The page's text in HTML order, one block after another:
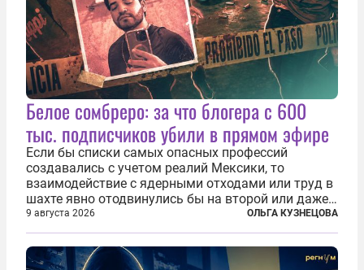
Белое сомбреро: за что блогера с 600
тыс. подписчиков убили в прямом эфире
Если бы списки самых опасных профессий
создавались с учетом реалий Мексики, то
взаимодействие с ядерными отходами или труд в
шахте явно отодвинулись бы на второй или даже
третий план. А вот блогерам, журналистам и
музыкантам пришлось бы выйти вперед. В
Кульякане, столице штата Синалоа, прямо во...
9 августа 2026 ОЛЬГА КУЗНЕЦОВА